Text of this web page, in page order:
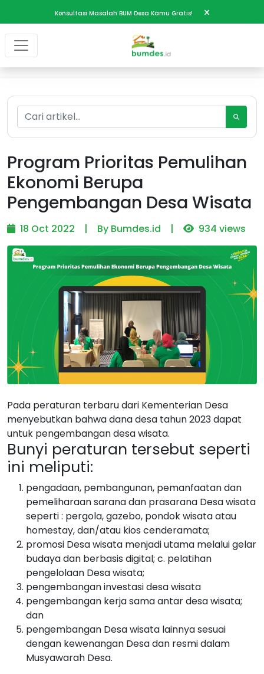
Konsultasi Masalah BUM Desa Kamu Gratis!
Program Prioritas Pemulihan
Ekonomi Berupa
Pengembangan Desa Wisata
18 Oct 2022 | By Bumdes.id | 934 views
Pada peraturan terbaru dari Kementerian Desa
menyebutkan bahwa dana desa tahun 2023 dapat
untuk pengembangan desa wisata.
Bunyi peraturan tersebut seperti
ini meliputi:
pengadaan, pembangunan, pemanfaatan dan
pemeliharaan sarana dan prasarana Desa wisata
seperti : pergola, gazebo, pondok wisata atau
homestay, dan/atau kios cenderamata;
promosi Desa wisata menjadi utama melalui gelar
budaya dan berbasis digital; c. pelatihan
pengelolaan Desa wisata;
pengembangan investasi desa wisata
pengembangan kerja sama antar desa wisata;
dan
pengembangan Desa wisata lainnya sesuai
dengan kewenangan Desa dan resmi dalam
Musyawarah Desa.